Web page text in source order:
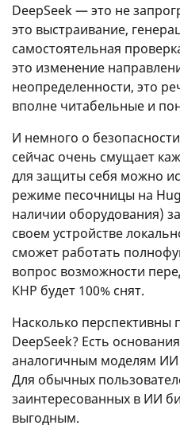
DeepSeek — это не
это выстраивание,
самостоятельная
это изменение
неопределенности, это
вполне читабельные и
И немного о
сейчас очень смущает
для защиты себя можно
режиме песочницы на
наличии оборудования)
своем устройстве
сможет работать
вопрос возможности
КНР будет 100% снят.
Насколько перспективны
DeepSeek? Есть
аналогичным моделям ИИ
Для обычных
заинтересованных в ИИ
выгодным.